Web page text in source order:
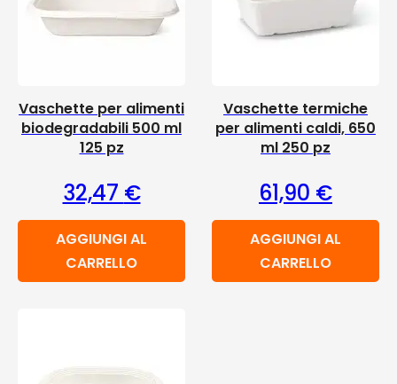
Vaschette per alimenti
biodegradabili 500 ml
125 pz
32,47 €
AGGIUNGI AL
CARRELLO
Vaschette termiche
per alimenti caldi, 650
ml 250 pz
61,90 €
AGGIUNGI AL
CARRELLO